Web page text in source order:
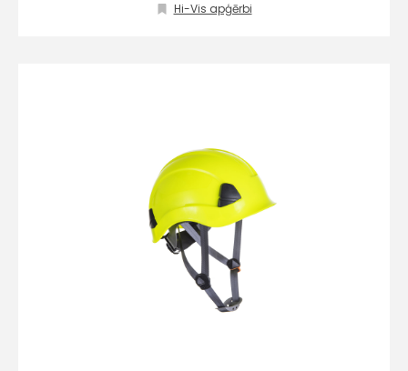
Hi-Vis apģērbi